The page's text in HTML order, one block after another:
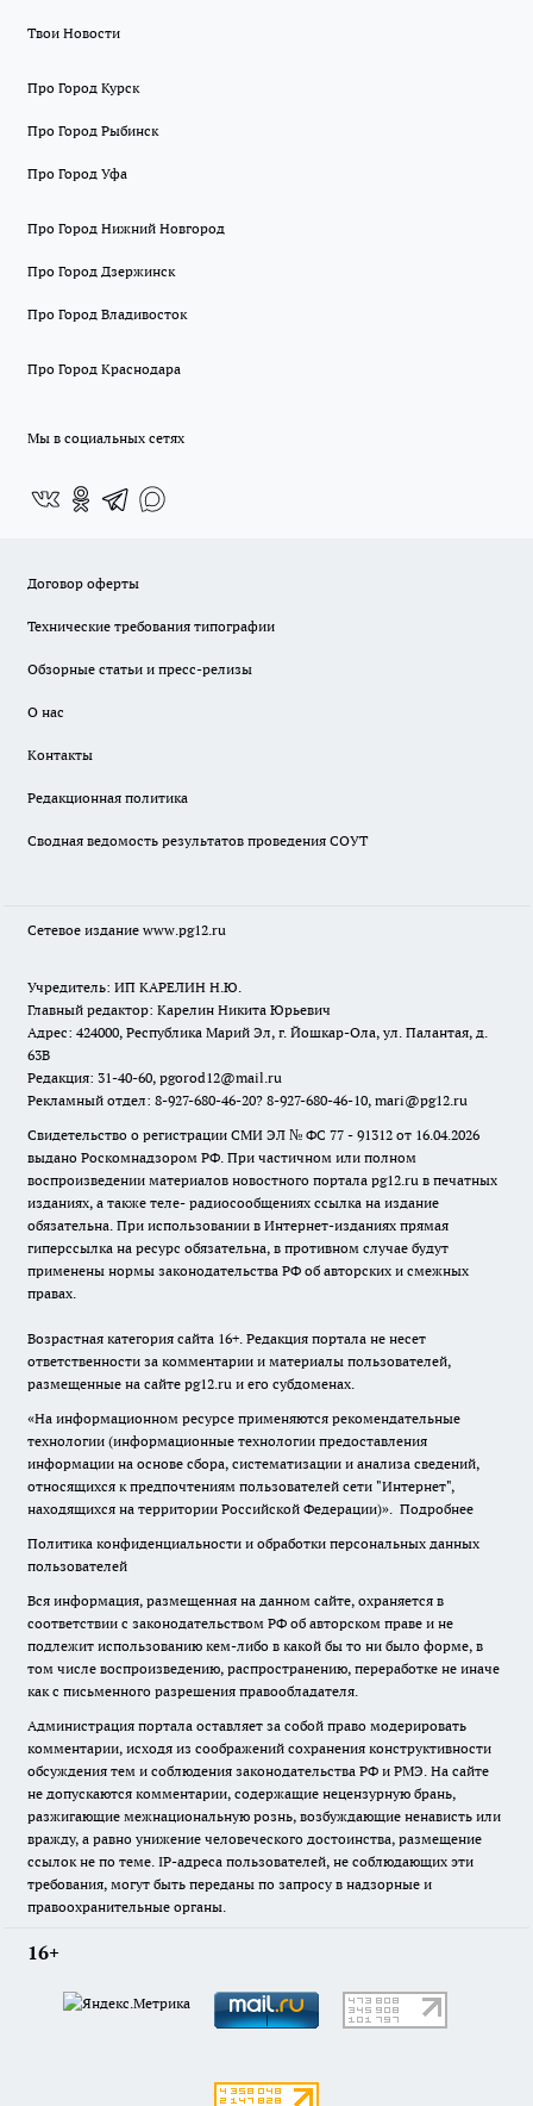
Твои Новости
Про Город Курск
Про Город Рыбинск
Про Город Уфа
Про Город Нижний Новгород
Про Город Дзержинск
Про Город Владивосток
Про Город Краснодара
Мы в социальных сетях
Договор оферты
Технические требования типографии
Обзорные статьи и пресс-релизы
О нас
Контакты
Редакционная политика
Сводная ведомость результатов проведения СОУТ
Сетевое издание www.pg12.ru
Учредитель: ИП КАРЕЛИН Н.Ю.
Главный редактор: Карелин Никита Юрьевич
Адрес: 424000, Республика Марий Эл, г. Йошкар-Ола, ул. Палантая, д.
63В
Редакция: 31-40-60, pgorod12@mail.ru
Рекламный отдел: 8-927-680-46-20? 8-927-680-46-10, mari@pg12.ru
Свидетельство о регистрации СМИ ЭЛ № ФС 77 - 91312 от 16.04.2026
выдано Роскомнадзором РФ. При частичном или полном
воспроизведении материалов новостного портала pg12.ru в печатных
изданиях, а также теле- радиосообщениях ссылка на издание
обязательна. При использовании в Интернет-изданиях прямая
гиперссылка на ресурс обязательна, в противном случае будут
применены нормы законодательства РФ об авторских и смежных
правах.
Возрастная категория сайта 16+. Редакция портала не несет
ответственности за комментарии и материалы пользователей,
размещенные на сайте pg12.ru и его субдоменах.
«На информационном ресурсе применяются рекомендательные
технологии (информационные технологии предоставления
информации на основе сбора, систематизации и анализа сведений,
относящихся к предпочтениям пользователей сети "Интернет",
находящихся на территории Российской Федерации)». Подробнее
Политика конфиденциальности и обработки персональных данных
пользователей
Вся информация, размещенная на данном сайте, охраняется в
соответствии с законодательством РФ об авторском праве и не
подлежит использованию кем-либо в какой бы то ни было форме, в
том числе воспроизведению, распространению, переработке не иначе
как с письменного разрешения правообладателя.
Администрация портала оставляет за собой право модерировать
комментарии, исходя из соображений сохранения конструктивности
обсуждения тем и соблюдения законодательства РФ и РМЭ. На сайте
не допускаются комментарии, содержащие нецензурную брань,
разжигающие межнациональную рознь, возбуждающие ненависть или
вражду, а равно унижение человеческого достоинства, размещение
ссылок не по теме. IP-адреса пользователей, не соблюдающих эти
требования, могут быть переданы по запросу в надзорные и
правоохранительные органы.
16+